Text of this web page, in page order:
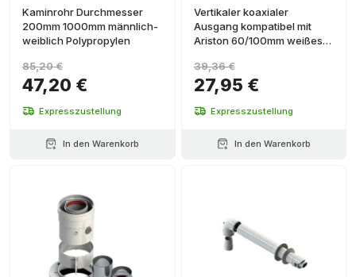
Kaminrohr Durchmesser
200mm 1000mm männlich-
weiblich Polypropylen
47,20 €
85,20 €
Expresszustellung
In den Warenkorb
Vertikaler koaxialer
Ausgang kompatibel mit
Ariston 60/100mm weißes
27,95 €
39,36 €
Expresszustellung
In den Warenkorb